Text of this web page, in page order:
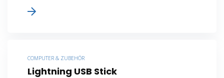
COMPUTER & ZUBEHÖR
Lightning USB Stick